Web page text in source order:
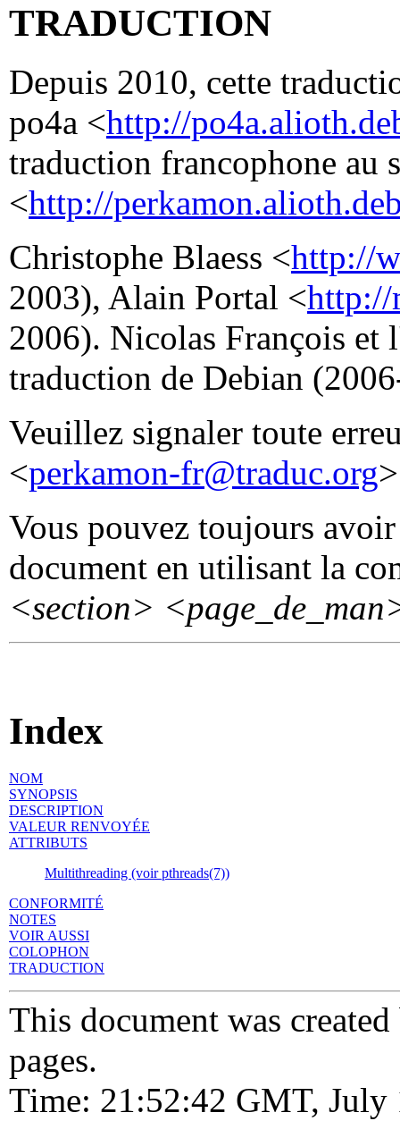
TRADUCTION
Depuis 2010, cette
po4a <http://
traduction francophone au
<http://
Christophe Blaess <http://
2003), Alain Portal <http://
2006). Nicolas François et
traduction de Debian
Veuillez signaler toute
<perkamon-fr@traduc.org
Vous pouvez toujours
document en utilisant la
<section>
Index
NOM
SYNOPSIS
DESCRIPTION
VALEUR RENVOYÉE
ATTRIBUTS
Multithreading (voir pthreads(7))
CONFORMITÉ
NOTES
VOIR AUSSI
COLOPHON
TRADUCTION
This document was
pages.
Time: 21:52:42 GMT, July